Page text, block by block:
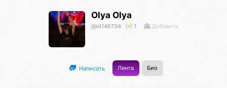
Olya Olya
@id146734 1 Добавить
Написать Лента Био